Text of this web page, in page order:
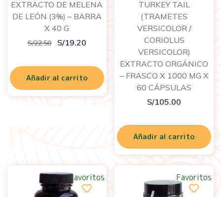
EXTRACTO DE MELENA
DE LEÓN (3%) – BARRA
X 40 G
S/22.50 S/19.20
Añadir al carrito
TURKEY TAIL
(TRAMETES
VERSICOLOR /
CORIOLUS
VERSICOLOR)
EXTRACTO ORGÁNICO
– FRASCO X 1000 MG X
60 CÁPSULAS
S/105.00
Añadir al carrito
Favoritos Favoritos